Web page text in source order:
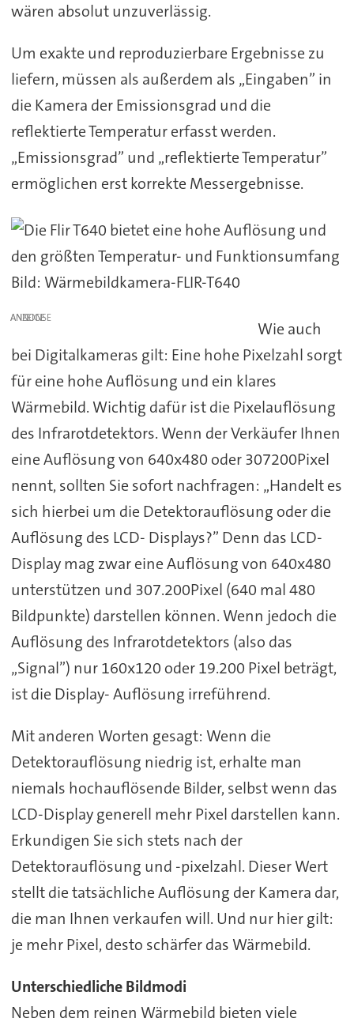
wären absolut unzuverlässig.
Um exakte und reproduzierbare Ergebnisse zu
liefern, müssen als außerdem als „Eingaben” in
die Kamera der Emissionsgrad und die
reflektierte Temperatur erfasst werden.
„Emissionsgrad” und „reflektierte Temperatur”
ermöglichen erst korrekte Messergebnisse.
Bild: Wärmebildkamera-FLIR-T640
ANZEIGE
Wie auch
bei Digitalkameras gilt: Eine hohe Pixelzahl sorgt
für eine hohe Auflösung und ein klares
Wärmebild. Wichtig dafür ist die Pixelauflösung
des Infrarotdetektors. Wenn der Verkäufer Ihnen
eine Auflösung von 640x480 oder 307200Pixel
nennt, sollten Sie sofort nachfragen: „Handelt es
sich hierbei um die Detektorauflösung oder die
Auflösung des LCD- Displays?” Denn das LCD-
Display mag zwar eine Auflösung von 640x480
unterstützen und 307.200Pixel (640 mal 480
Bildpunkte) darstellen können. Wenn jedoch die
Auflösung des Infrarotdetektors (also das
„Signal”) nur 160x120 oder 19.200 Pixel beträgt,
ist die Display- Auflösung irreführend.
Mit anderen Worten gesagt: Wenn die
Detektorauflösung niedrig ist, erhalte man
niemals hochauflösende Bilder, selbst wenn das
LCD-Display generell mehr Pixel darstellen kann.
Erkundigen Sie sich stets nach der
Detektorauflösung und -pixelzahl. Dieser Wert
stellt die tatsächliche Auflösung der Kamera dar,
die man Ihnen verkaufen will. Und nur hier gilt:
je mehr Pixel, desto schärfer das Wärmebild.
Unterschiedliche Bildmodi
Neben dem reinen Wärmebild bieten viele